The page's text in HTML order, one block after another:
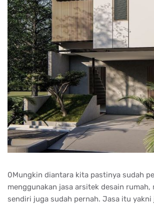
0Mungkin diantara kita pastinya sudah
menggunakan jasa arsitek desain rumah,
sendiri juga sudah pernah. Jasa itu yakni